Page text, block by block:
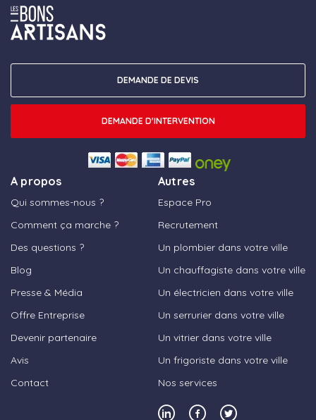
A propos
Qui sommes-nous ?
Comment ça marche ?
Des questions ?
Blog
Presse & Média
Offre Entreprise
Devenir partenaire
Avis
Contact
Autres
Espace Pro
Recrutement
Un plombier dans votre ville
Un chauffagiste dans votre ville
Un électricien dans votre ville
Un serrurier dans votre ville
Un vitrier dans votre ville
Un frigoriste dans votre ville
Nos services
DEMANDE DE DEVIS
DEMANDE D'INTERVENTION